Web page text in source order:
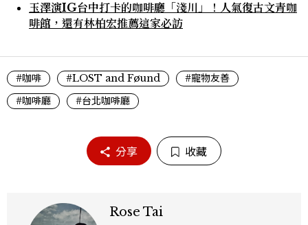
玉澤演IG台中打卡的咖啡廳「淺川」！人氣復古文青咖
啡館，還有林柏宏推薦這家必訪
#咖啡 #LOST and Føund
#寵物友善
#咖啡廳
#台北咖啡廳
分享 收藏
Rose Tai